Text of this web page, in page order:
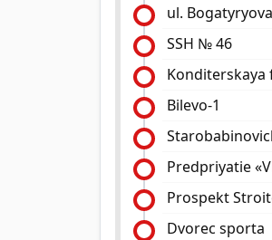
ul. Bogatyryova
SSH № 46
Konditerskaya
Bilevo-1
Predpriyatie
Prospekt
Dvorec sporta